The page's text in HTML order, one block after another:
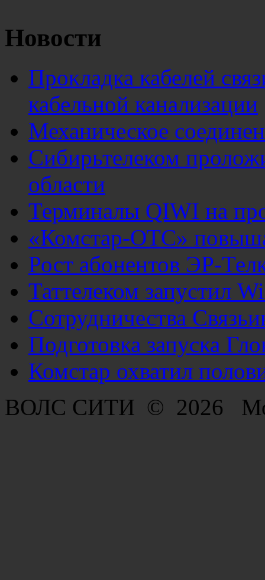
Новости
Прокладка кабелей
кабельной канализации
Механическое
Сибирьтелеком
области
Терминалы QIWI на
«Комстар-ОТС»
Рост абонентов ЭР-
Таттелеком запустил
Cотрудничества
Подготовка запуска
Комстар охватил
ВОЛС СИТИ © 2026